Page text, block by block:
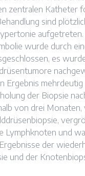
zentralen Katheter
sind
wurde durch
es
Ergebnis
der Biopsie
von drei Monaten,
Lymphknoten und
der
und der